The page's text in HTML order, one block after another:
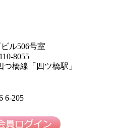
ル506号室
8055
橋線「四ツ橋駅」
6-205